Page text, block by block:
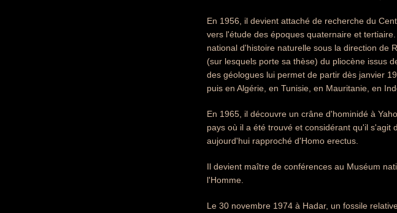
En 1956, il devient attaché de recherche du
vers l'étude des époques quaternaire et
national d'histoire naturelle sous la direction de
(sur lesquels porte sa thèse) du pliocène issus
des géologues lui permet de partir dès janvier
puis en Algérie, en Tunisie, en Mauritanie, en
En 1965, il découvre un crâne d'hominidé à
pays où il a été trouvé et considérant qu'il s'agit
aujourd'hui rapproché d'Homo erectus.
Il devient maître de conférences au Muséum
l'Homme.
Le 30 novembre 1974 à Hadar, un fossile